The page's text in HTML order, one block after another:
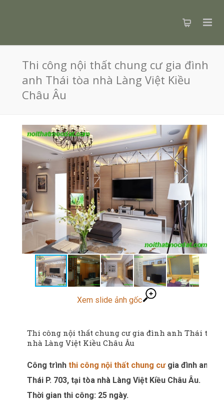
Thi công nội thất chung cư gia đình
anh Thái tòa nhà Làng Việt Kiều
Châu Âu
Xem slide ảnh gốc
Thi công nội thất chung cư gia đình anh Thái tòa
nhà Làng Việt Kiều Châu Âu
Công trình thi công nội thất chung cưgia đình anh
Thái P. 703, tại tòa nhà Làng Việt Kiều Châu Âu.
Thời gian thi công: 25 ngày.